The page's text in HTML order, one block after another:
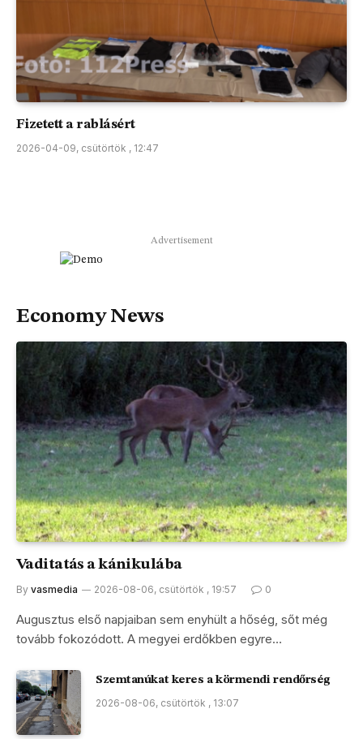
Fizetett a rablásért
2026-04-09, csütörtök , 12:47
Advertisement
Economy News
Vaditatás a kánikulába
By vasmedia 2026-08-06, csütörtök , 19:57 0
Augusztus első napjaiban sem enyhült a hőség, sőt még
tovább fokozódott. A megyei erdőkben egyre…
Szemtanúkat keres a körmendi rendőrség
2026-08-06, csütörtök , 13:07